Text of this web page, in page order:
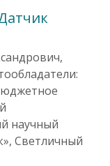
научный
Светличный